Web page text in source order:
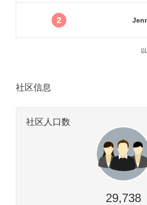
2
社区信息
社区人口数
29,738